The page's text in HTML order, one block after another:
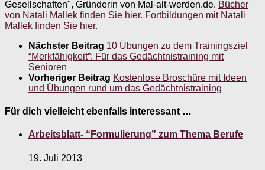
Gesellschaften", Gründerin von Mal-alt-werden.de. Bücher
von Natali Mallek finden Sie hier. Fortbildungen mit Natali
Mallek finden Sie hier.
Nächster Beitrag 10 Übungen zu dem Trainingsziel
“Merkfähigkeit”: Für das Gedächtnistraining mit
Senioren
Vorheriger Beitrag Kostenlose Broschüre mit Ideen
und Übungen rund um das Gedächtnistraining
Für dich vielleicht ebenfalls interessant …
Arbeitsblatt- “Formulierung” zum Thema Berufe
19. Juli 2013